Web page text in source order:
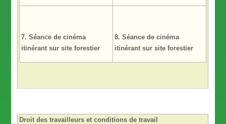
7.Séance de cinéma
itinérant sur site forestier
8. Séance de cinéma
itinérant sur site forestier
Droit des travailleurs et conditions de travail